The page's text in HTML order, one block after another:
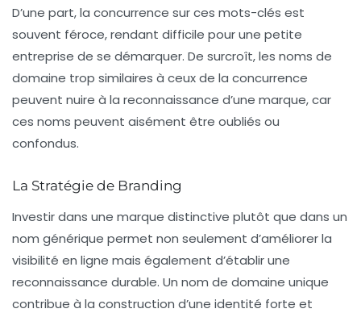
D’une part, la concurrence sur ces mots-clés est
souvent féroce, rendant difficile pour une petite
entreprise de se démarquer. De surcroît, les noms de
domaine trop similaires à ceux de la concurrence
peuvent nuire à la reconnaissance d’une marque, car
ces noms peuvent aisément être oubliés ou
confondus.
La Stratégie de Branding
Investir dans une marque distinctive plutôt que dans un
nom générique permet non seulement d’améliorer la
visibilité en ligne mais également d’établir une
reconnaissance durable. Un nom de domaine unique
contribue à la construction d’une identité forte et